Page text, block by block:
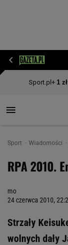
Sport Wiadomości
RPA 2010.
mo
24 czerwca 2010,
Strzały
wolnych dały